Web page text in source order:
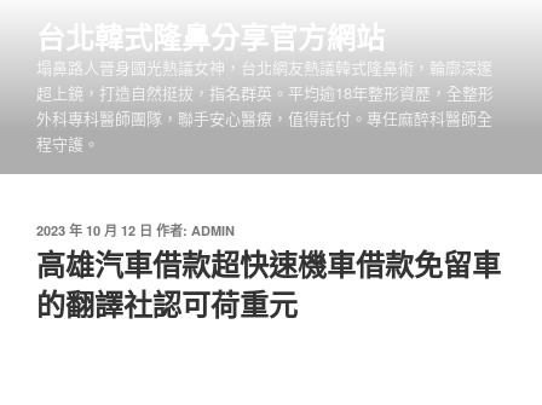
台北韓式隆鼻分享官方網站
塌鼻路人晉身國光熱議女神，台北網友熱議韓式隆鼻術，輪廓深邃
超上鏡，打造自然挺拔，指名群英。平均逾18年整形資歷，全整形
外科專科醫師團隊，聯手安心醫療，值得託付。專任麻醉科醫師全
程守護。
發
佈
於
2023 年 10 月 12 日 作者: ADMIN
高雄汽車借款超快速機車借款免留車
的翻譯社認可荷重元